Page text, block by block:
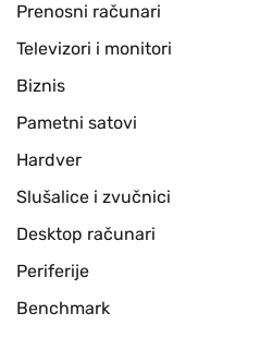
Prenosni računari
Televizori i monitori
Biznis
Pametni satovi
Hardver
Slušalice i zvučnici
Desktop računari
Periferije
Benchmark